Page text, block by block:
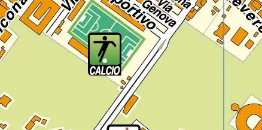
Umbria
Regione
Valle d'Aosta
Regione
Veneto
Regione